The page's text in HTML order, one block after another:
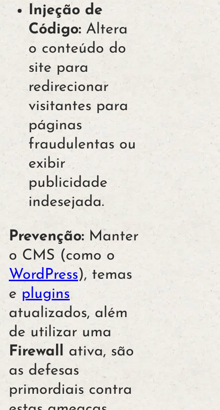
Injeção de
Código: Altera
o conteúdo do
site para
redirecionar
visitantes para
páginas
fraudulentas ou
exibir
publicidade
indesejada.
Prevenção: Manter
o CMS (como o
WordPress), temas
e plugins
atualizados, além
de utilizar uma
Firewall ativa, são
as defesas
primordiais contra